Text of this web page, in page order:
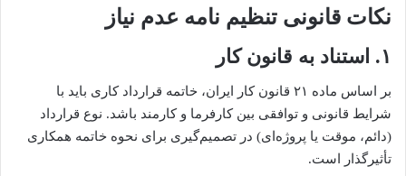
نکات قانونی تنظیم نامه عدم نیاز
۱. استناد به قانون کار
بر اساس ماده ۲۱ قانون کار ایران، خاتمه قرارداد کاری باید با
شرایط قانونی و توافقی بین کارفرما و کارمند باشد. نوع قرارداد
(دائم، موقت یا پروژه‌ای) در تصمیم‌گیری برای نحوه خاتمه همکاری
تأثیرگذار است.